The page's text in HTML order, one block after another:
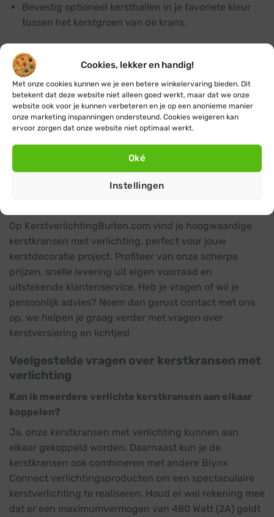
Cookies, lekker en handig!
Met onze cookies kunnen we je een betere winkelervaring bieden. Dit
betekent dat deze website niet alleen goed werkt, maar dat we onze
website ook voor je kunnen verbeteren en je op een anonieme manier
onze marketing inspanningen ondersteund. Cookies weigeren kan
ervoor zorgen dat onze website niet optimaal werkt.
Oké
Instellingen
Bevestig optioneel kerstballen in je favoriete kleur
tussen het kerstgroen van de krans.
Energie besparen met een
schemerschakelaar
Geniet van gemak en bespaar energie door een
schemerschakelaarofslimme stekkerte gebruiken.
Hiermee gaat je kerstverlichting automatisch aan als
het donker wordt en weer uit als de zon opkomt (of na
een door jou ingestelde tijdsduur). Zo geniet je deze
feestdagen optimaal van je kerstkrans met lichtjes
Op KerstverlichtingBuiten.com vind je hoogwaardige
kerstkransen met verlichting, perfect voor jouw
kerstdecoratie project. Profiteer van onze scherpe
prijzen, snelle levering uit eigen voorraad en
uitstekende klantenservice. Heb je vragen of wil je
persoonlijk advies? Neem dan gerust contact met ons
op, we helpen je graag verder met vragen over
kerstversiering en lichtjes!
Veelgestelde vragen over kerstkransen met
verlichting
Kan ik meerdere verlichte kerstkransen aan elkaar
koppelen?
Ja, onze kerstkransen met verlichting kunnen aan
elkaar gekoppeld worden. Daarnaast kun je de
kerstkransen ook combineren met andere Blynx
Connect verlichtingsproducten om een spectaculaire
kerstverlichting te realiseren. Houd er wel rekening mee
dat er een maximumvermogen van 480 Watt (2A) geldt